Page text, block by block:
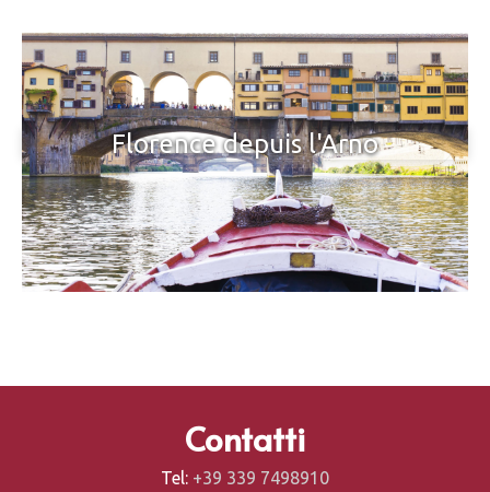
Florence depuis l'Arno
Contatti
Tel: +39 339 7498910